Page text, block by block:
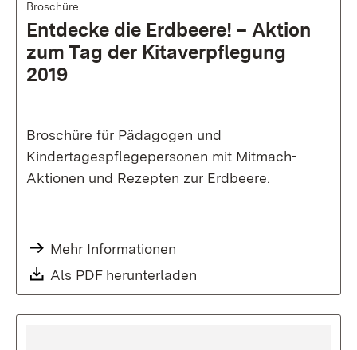
Broschüre
Entdecke die Erdbeere! – Aktion
zum Tag der Kitaverpflegung
2019
Broschüre für Pädagogen und
Kindertagespflegepersonen mit Mitmach-
Aktionen und Rezepten zur Erdbeere.
Mehr Informationen
Als PDF herunterladen